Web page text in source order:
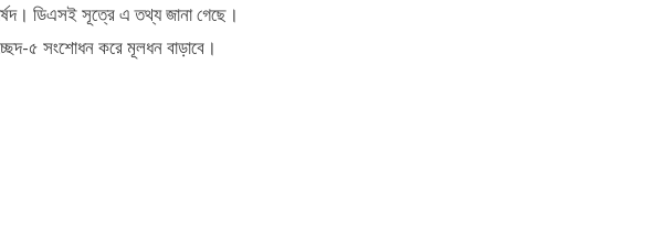
ডিএসই সূত্রে এ তথ্য জানা গেছে।
৫ সংশোধন করে মূলধন বাড়াবে।